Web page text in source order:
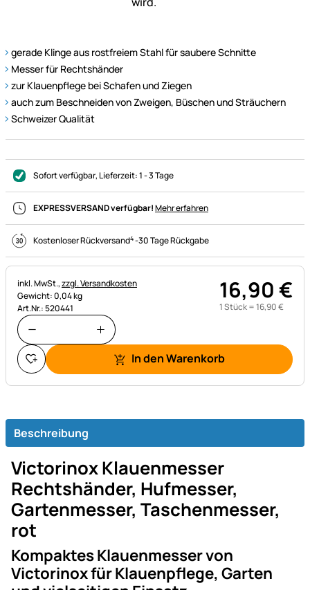
gerade Klinge aus rostfreiem Stahl für saubere Schnitte
Messer für Rechtshänder
zur Klauenpflege bei Schafen und Ziegen
auch zum Beschneiden von Zweigen, Büschen und Sträuchern
Schweizer Qualität
Sofort verfügbar, Lieferzeit:1 - 3 Tage
EXPRESSVERSAND verfügbar!Mehr erfahren
Kostenloser Rückversand4-30 Tage Rückgabe
Steuerhinweis:
inkl. MwSt.,zzgl. Versandkosten
Gewicht: 0,04 kg
Art.Nr.: 520441
16,90€
1 Stück =16,90€
In den Warenkorb
Beschreibung
Victorinox Klauenmesser
Rechtshänder, Hufmesser,
Gartenmesser, Taschenmesser,
rot
Kompaktes Klauenmesser von
Victorinox für Klauenpflege, Garten